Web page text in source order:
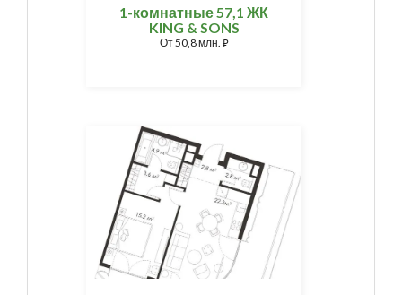
1-комнатные 57,1 ЖК
KING & SONS
От50,8 млн. ⃏